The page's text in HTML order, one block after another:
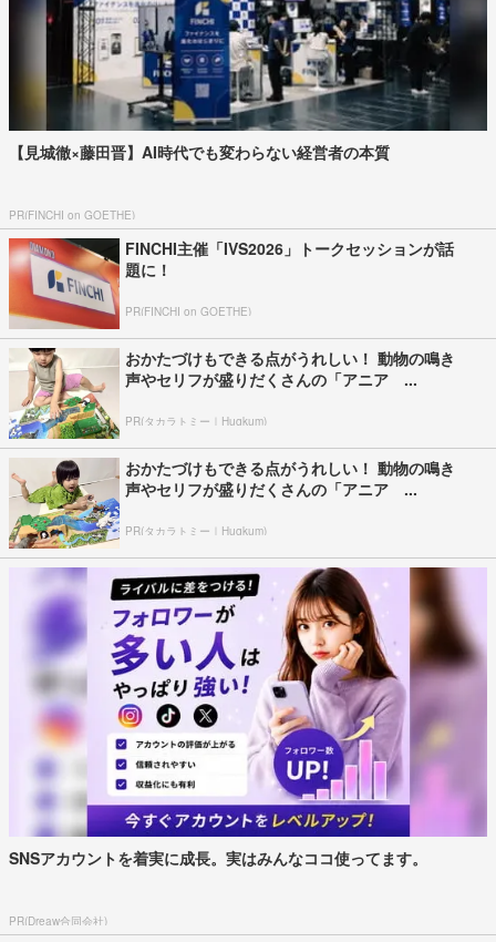
【見城徹×藤田晋】AI時代でも変わらない経営者の本質
PR(FINCHI on GOETHE)
FINCHI主催「IVS2026」トークセッションが話
題に！
PR(FINCHI on GOETHE)
おかたづけもできる点がうれしい！ 動物の鳴き
声やセリフが盛りだくさんの「アニア ...
PR(タカラトミー｜Hugkum)
おかたづけもできる点がうれしい！ 動物の鳴き
声やセリフが盛りだくさんの「アニア ...
PR(タカラトミー｜Hugkum)
SNSアカウントを着実に成長。実はみんなココ使ってます。
PR(Dreaw合同会社)